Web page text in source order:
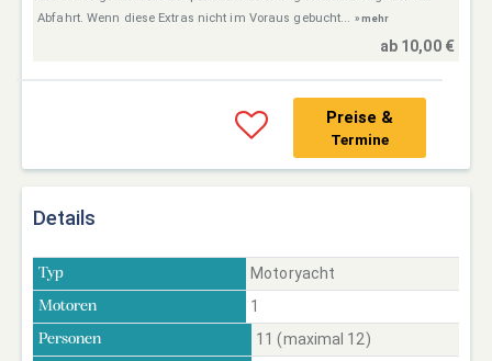
Abfahrt. Wenn diese Extras nicht im Voraus gebucht... » mehr
ab 10,00 €
Preise &
Termine
Details
Typ Motoryacht
Motoren 1
Personen 11 (maximal 12)